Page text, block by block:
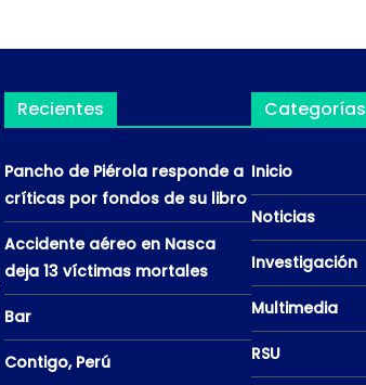
Recientes
Pancho de Piérola responde a
críticas por fondos de su libro
Accidente aéreo en Nasca
deja 13 víctimas mortales
Bar
Contigo, Perú
Categorías
Inicio
Noticias
Investigación
Multimedia
RSU